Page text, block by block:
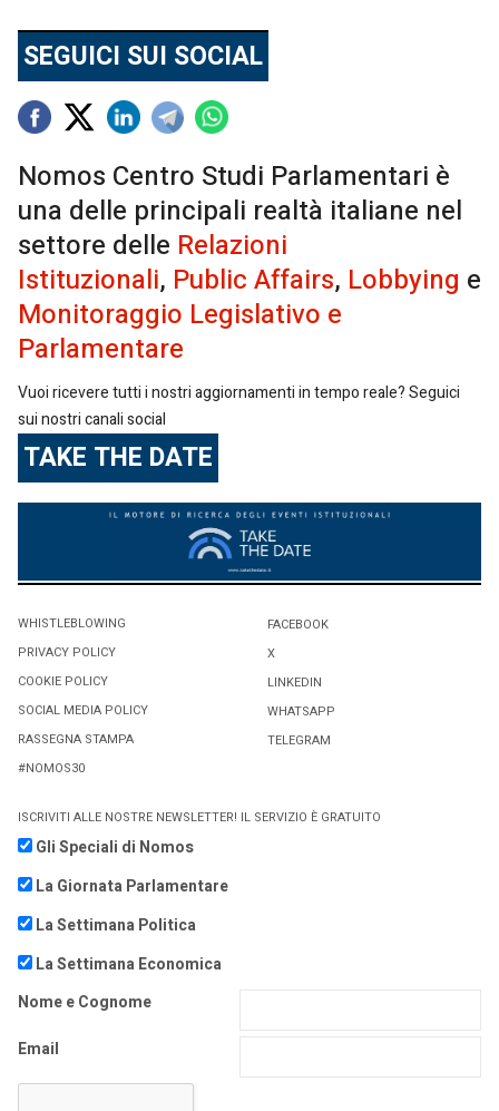
SEGUICI SUI SOCIAL
Nomos Centro Studi Parlamentari è
una delle principali realtà italiane nel
settore delle Relazioni
Istituzionali, Public Affairs, Lobbying e
Monitoraggio Legislativo e
Parlamentare
Vuoi ricevere tutti i nostri aggiornamenti in tempo reale? Seguici
sui nostri canali social
TAKE THE DATE
WHISTLEBLOWING
PRIVACY POLICY
COOKIE POLICY
SOCIAL MEDIA POLICY
RASSEGNA STAMPA
#NOMOS30
FACEBOOK
X
LINKEDIN
WHATSAPP
TELEGRAM
ISCRIVITI ALLE NOSTRE NEWSLETTER! IL SERVIZIO È GRATUITO
Gli Speciali di Nomos
La Giornata Parlamentare
La Settimana Politica
La Settimana Economica
Nome e Cognome
Email